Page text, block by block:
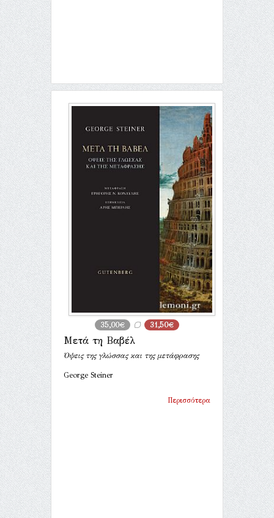
35,00€ 31,50€
Μετά τη Βαβέλ
Όψεις της γλώσσας και της μετάφρασης
George Steiner
Περισσότερα